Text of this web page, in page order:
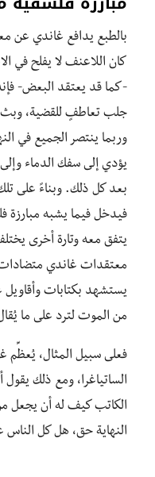
بالطبع يدافع غاندي عن
كان اللاعنف لا يفلح في
-كما قد يعتقد البعض-
جلب تعاطفٍ للقضية، وبث
وربما ينتصر الجميع في
يؤدي إلى سفك الدماء
بعد كل ذلك. وبناءً على
فيدخل فيما يشبه مبارزة
يتفق معه وتارة أخرى
معتقدات غاندي متضادات
يستشهد بكتابات
من الموت لترد على ما
فعلى سبيل المثال،
الساتياغرا، ومع ذلك
الكاتب كيف له أن يجعل
النهاية حق، هل كل الناس